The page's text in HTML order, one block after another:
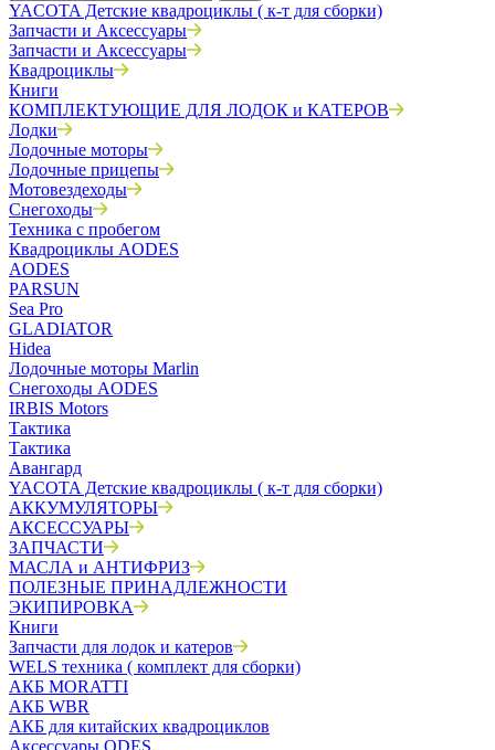
YACOTA Детские квадроциклы ( к-т для сборки)
Запчасти и Аксессуары
Запчасти и Аксессуары
Квадроциклы
Книги
КОМПЛЕКТУЮЩИЕ ДЛЯ ЛОДОК и КАТЕРОВ
Лодки
Лодочные моторы
Лодочные прицепы
Мотовездеходы
Снегоходы
Техника с пробегом
Квадроциклы AODES
AODES
PARSUN
Sea Pro
GLADIATOR
Hidea
Лодочные моторы Marlin
Снегоходы AODES
IRBIS Motors
Тактика
Тактика
Авангард
YACOTA Детские квадроциклы ( к-т для сборки)
АККУМУЛЯТОРЫ
АКСЕССУАРЫ
ЗАПЧАСТИ
МАСЛА и АНТИФРИЗ
ПОЛЕЗНЫЕ ПРИНАДЛЕЖНОСТИ
ЭКИПИРОВКА
Книги
Запчасти для лодок и катеров
WELS техника ( комплект для сборки)
АКБ MORATTI
АКБ WBR
АКБ для китайских квадроциклов
Аксессуары ODES